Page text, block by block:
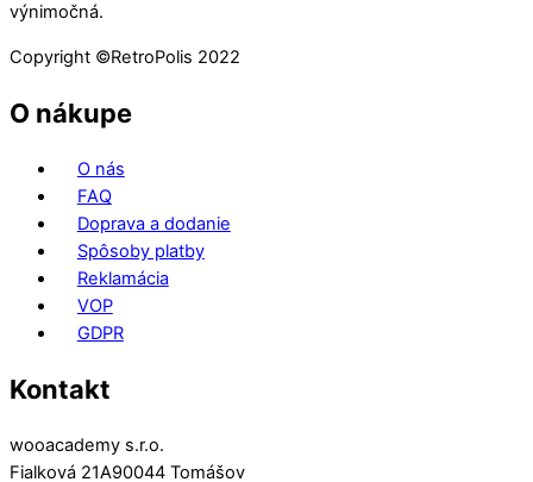
výnimočná.
Copyright ©️RetroPolis 2022
O nákupe
O nás
FAQ
Doprava a dodanie
Spôsoby platby
Reklamácia
VOP
GDPR
Kontakt
wooacademy s.r.o.
Fialková 21A90044 Tomášov